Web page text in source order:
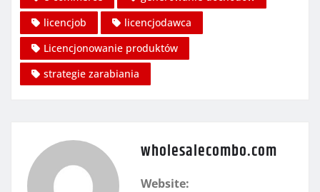
licencjob
licencjodawca
Licencjonowanie produktów
strategie zarabiania
wholesalecombo.com
Website: